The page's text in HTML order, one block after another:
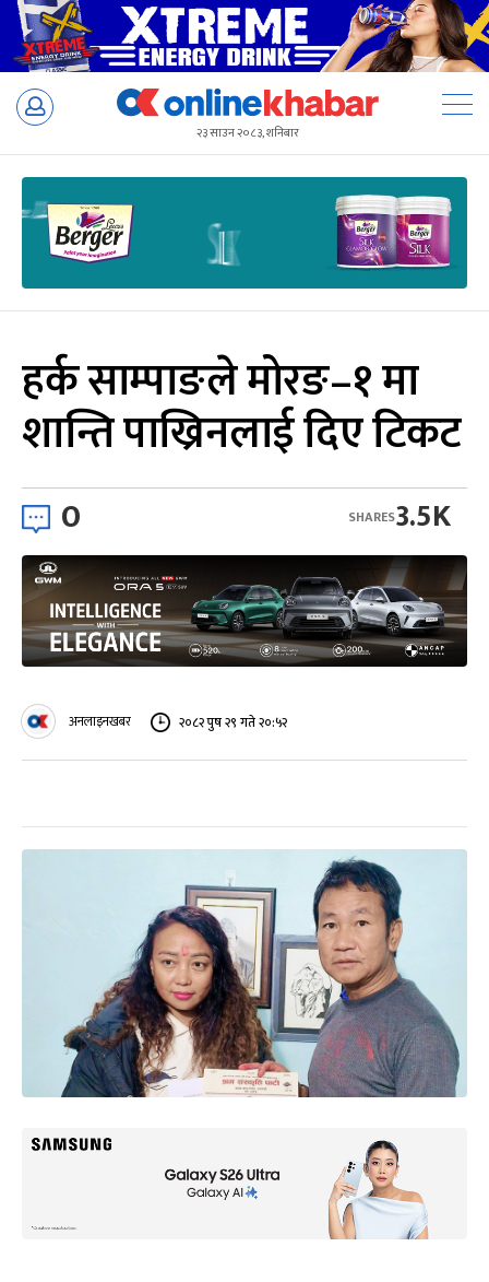
Skip
२३ साउन २०८३, शनिबार
हर्क साम्पाङले मोरङ–१ मा
शान्ति पाख्रिनलाई दिए टिकट
0 3.5K
SHARES
अनलाइनखबर २०८२ पुष २९ गते २०:५२